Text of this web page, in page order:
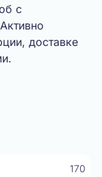
с
доставке
170